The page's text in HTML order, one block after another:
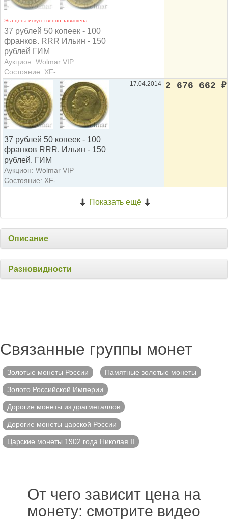
Эта цена искусственно завышена
37 рублей 50 копеек - 100
франков. RRR Ильин - 150
рублей ГИМ
Аукцион: Wolmar VIP
Состояние: XF-
37 рублей 50 копеек - 100
франков RRR. Ильин - 150
рублей. ГИМ
Аукцион: Wolmar VIP
Состояние: XF-
17.04.2014 2 676 662 ₽
Показать ещё
Описание
Разновидности
Связанные группы монет
Золотые монеты России Памятные золотые монеты
Золото Российской Империи
Дорогие монеты из драгметаллов
Дорогие монеты царской России
Царские монеты 1902 года Николая II
От чего зависит цена на
монету: смотрите видео